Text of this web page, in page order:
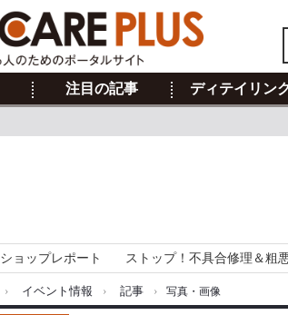
注目の記事 ディテイリン
ショップレポート ストップ！不具合修理＆粗
› イベント情報 › 記事 › 写真・画像